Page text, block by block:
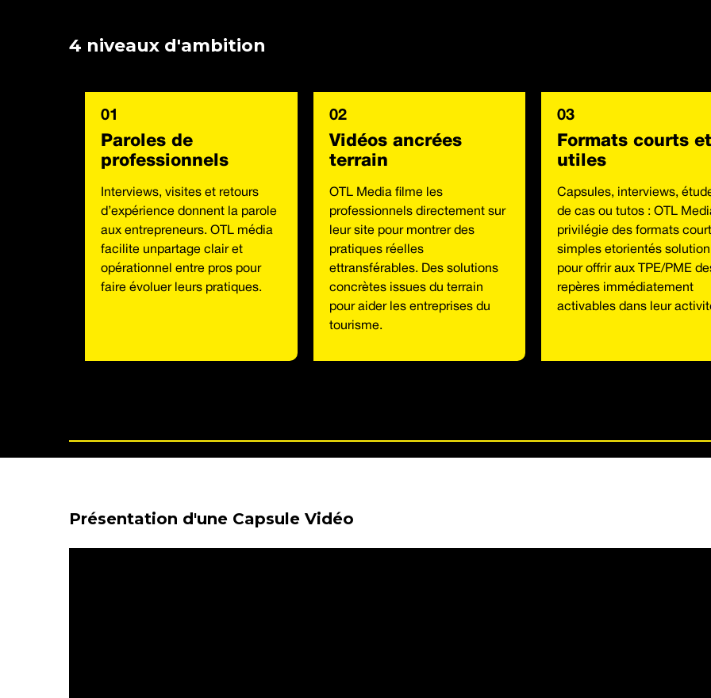
4 niveaux d'ambition
01
Paroles de
professionnels
Interviews, visites et retours
d’expérience donnent la parole
aux entrepreneurs. OTL média
facilite unpartage clair et
opérationnel entre pros pour
faire évoluer leurs pratiques.
02
Vidéos ancrées
terrain
OTL Media filme les
professionnels directement sur
leur site pour montrer des
pratiques réelles
ettransférables. Des solutions
concrètes issues du terrain
pour aider les entreprises du
tourisme.
03
Formats courts et
utiles
Capsules, interviews,
de cas ou tutos : OTL
privilégie des formats
simples etorientés solution
pour offrir aux TPE/PME
repères immédiatement
activables dans leur
Présentation d'une Capsule Vidéo